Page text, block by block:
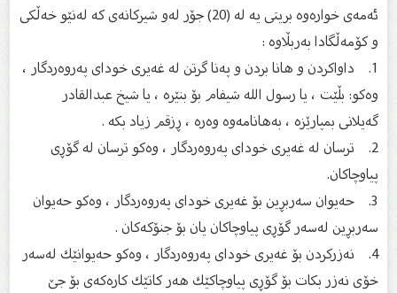
ئەمەى خوارەوە بریتی یە لە (20) جۆر لەو شیرکانەى کە لەنێو خەڵکی
و کۆمەڵگادا بەربڵاوە :
1. داواكردن و هانا بردن و پەنا گرتن لە غەیری خودای پەروەردگار ،
وەكو: بڵێت ، یا رسول الله شیفام بۆ بنێرە ، یا شیخ عبدالقادر
گەیلانی بمپارێزە ، بەهانامەوە وەرە ، ڕزقم زیاد بكە .
2. ترسان لە غەیری خودای پەروەردگار ، وەكو ترسان لە گۆڕی
پیاوچاكان.
3. حەیوان سەربڕین بۆ غەیری خودای پەروەردگار ، وەكو حەیوان
سەربڕین لەسەر گۆڕی پیاوچاكان یان بۆ جنۆكەكان .
4. نەزركردن بۆ غەیری خودای پەروەردگار ، وەكو حەیوانێك لەسەر
خۆی نەزر بكات بۆ گۆڕی پیاوچاكێك هەر كاتێك كارەكەی بۆ جێ‌